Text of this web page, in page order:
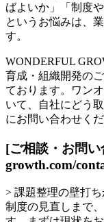
ばよいか」「制度
というお悩みは、
す。
WONDERFUL
育成・組織開発の
ております。ワン
いて、自社にどう
にお問い合わせくだ
[ご相談・お問
growth.com/
> 課題整理の壁打
制度の見直しまで